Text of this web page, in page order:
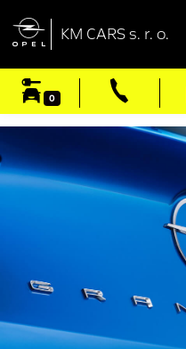
 KM CARS s. r. o.
0